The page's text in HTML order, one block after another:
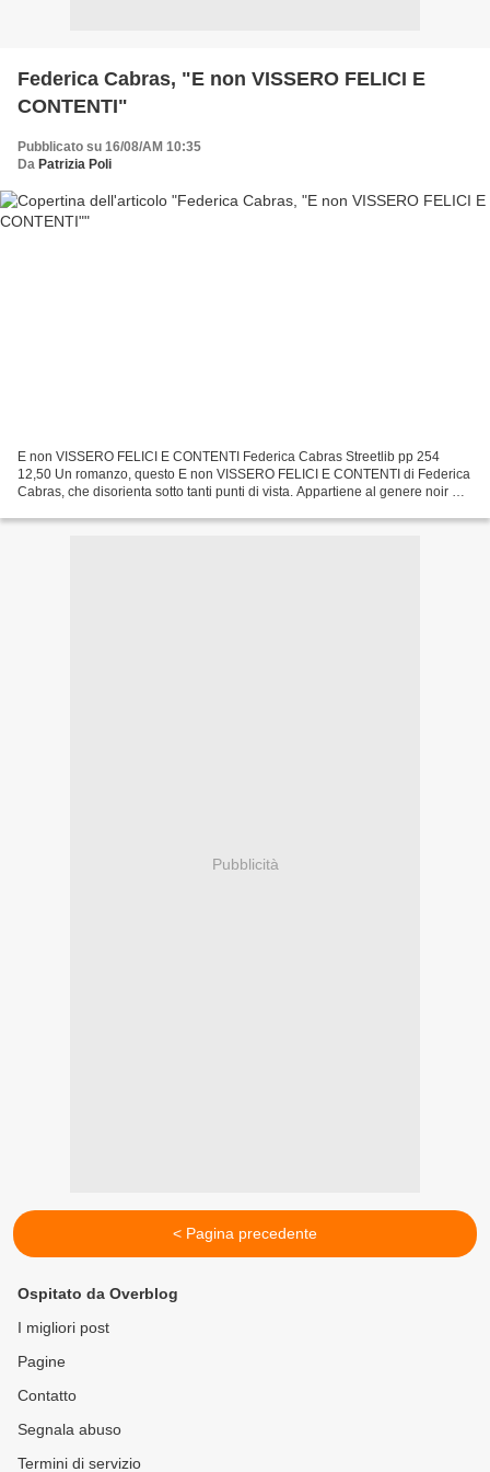
Federica Cabras, "E non VISSERO FELICI E
CONTENTI"
Pubblicato su 16/08/AM 10:35
Da Patrizia Poli
E non VISSERO FELICI E CONTENTI Federica Cabras Streetlib pp 254
12,50 Un romanzo, questo E non VISSERO FELICI E CONTENTI di Federica
Cabras, che disorienta sotto tanti punti di vista. Appartiene al genere noir ma
Pubblicità
< Pagina precedente
Ospitato da Overblog
I migliori post
Pagine
Contatto
Segnala abuso
Termini di servizio